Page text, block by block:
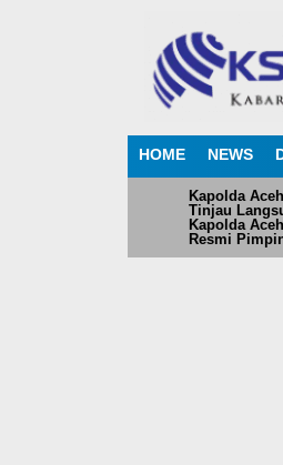
HOME NEWS
Kapolda
Tinjau
Kapolda
Resmi